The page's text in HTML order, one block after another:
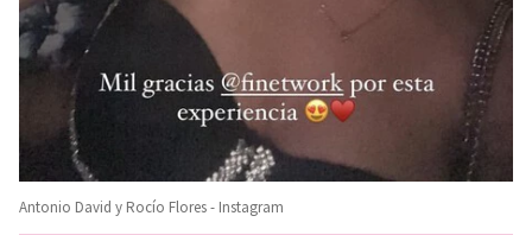
Antonio David y Rocío Flores - Instagram